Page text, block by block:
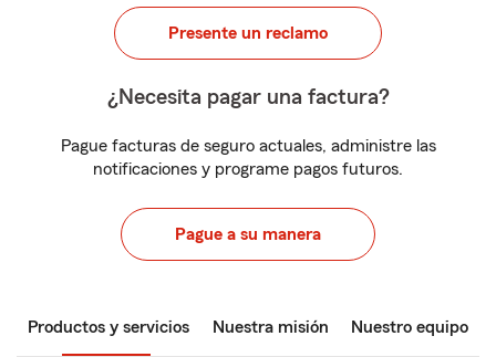
Presente un reclamo
¿Necesita pagar una factura?
Pague facturas de seguro actuales, administre las
notificaciones y programe pagos futuros.
Pague a su manera
Productos y servicios Nuestra misión Nuestro equipo